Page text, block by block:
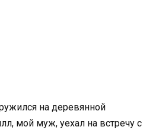
на деревянной
мой муж, уехал на встречу с